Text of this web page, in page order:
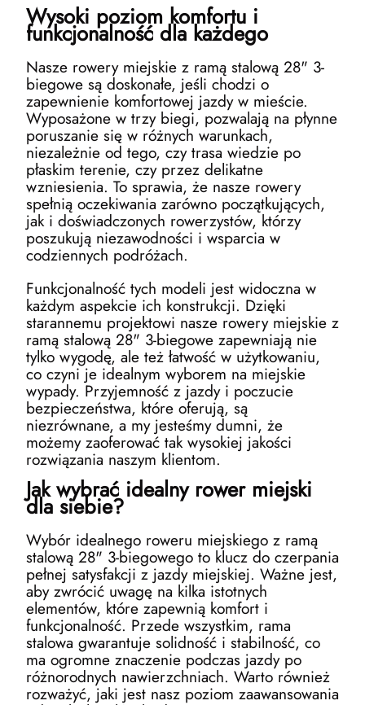
Wysoki poziom komfortu i
funkcjonalność dla każdego
Nasze rowery miejskie z ramą stalową 28" 3-
biegowe są doskonałe, jeśli chodzi o
zapewnienie komfortowej jazdy w mieście.
Wyposażone w trzy biegi, pozwalają na płynne
poruszanie się w różnych warunkach,
niezależnie od tego, czy trasa wiedzie po
płaskim terenie, czy przez delikatne
wzniesienia. To sprawia, że nasze rowery
spełnią oczekiwania zarówno początkujących,
jak i doświadczonych rowerzystów, którzy
poszukują niezawodności i wsparcia w
codziennych podróżach.
Funkcjonalność tych modeli jest widoczna w
każdym aspekcie ich konstrukcji. Dzięki
starannemu projektowi nasze rowery miejskie z
ramą stalową 28" 3-biegowe zapewniają nie
tylko wygodę, ale też łatwość w użytkowaniu,
co czyni je idealnym wyborem na miejskie
wypady. Przyjemność z jazdy i poczucie
bezpieczeństwa, które oferują, są
niezrównane, a my jesteśmy dumni, że
możemy zaoferować tak wysokiej jakości
rozwiązania naszym klientom.
Jak wybrać idealny rower miejski
dla siebie?
Wybór idealnego roweru miejskiego z ramą
stalową 28" 3-biegowego to klucz do czerpania
pełnej satysfakcji z jazdy miejskiej. Ważne jest,
aby zwrócić uwagę na kilka istotnych
elementów, które zapewnią komfort i
funkcjonalność. Przede wszystkim, rama
stalowa gwarantuje solidność i stabilność, co
ma ogromne znaczenie podczas jazdy po
różnorodnych nawierzchniach. Warto również
rozważyć, jaki jest nasz poziom zaawansowania